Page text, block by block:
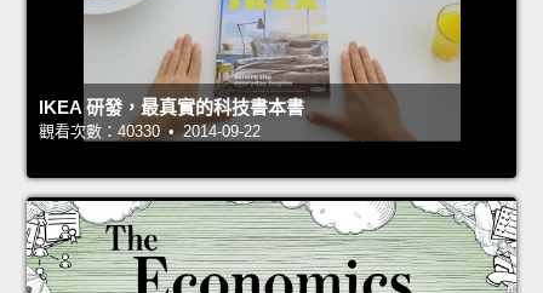
IKEA 研發，最真實的科技書本書
觀看次數：40330 • 2014-09-22